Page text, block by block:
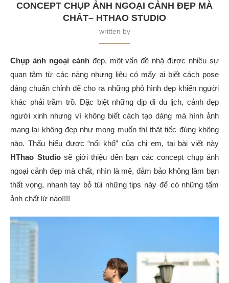
CONCEPT CHỤP ẢNH NGOẠI CẢNH ĐẸP MÀ
CHẤT– HTHAO STUDIO
written by
Chụp ảnh ngoại cảnhđẹp, một vấn đề nhậ được nhiều sự
quan tâm từ các nàng nhưng liệu có mấy ai biết cách pose
dáng chuẩn chỉnh để cho ra những phô hình đẹp khiến người
khác phải trầm trồ. Đặc biệt những dịp đi du lịch, cảnh đẹp
người xinh nhưng vì không biết cách tạo dáng mà hình ảnh
mang lại không đẹp như mong muốn thì thật tiếc đúng không
nào. Thấu hiểu được “nổi khổ” của chị em, tại bài viết này
HThao Studiosẽ giới thiệu đến bạn các concept chụp ảnh
ngoại cảnh đẹp mà chất, nhìn là mê, đảm bảo không làm bạn
thất vọng, nhanh tay bỏ túi những tips này để có những tấm
ảnh chất lừ nào!!!!